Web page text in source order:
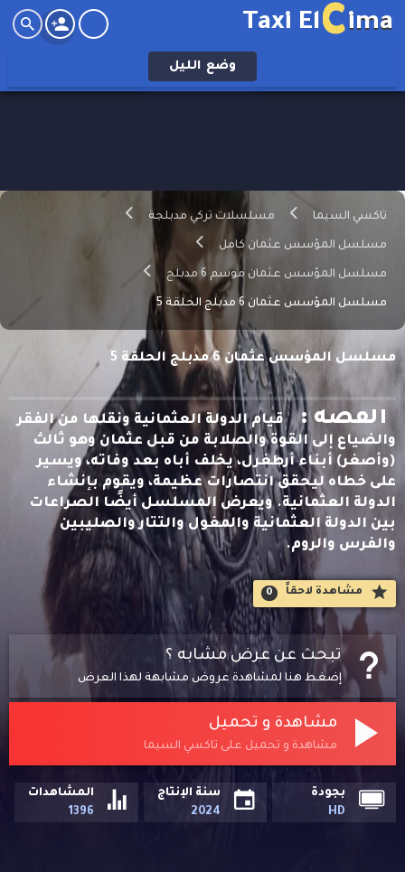
Taxi ElCima
وضع الليل
تاكسي السيما مسلسلات تركي مدبلجة
مسلسل المؤسس عثمان كامل
مسلسل المؤسس عثمان موسم 6 مدبلج
مسلسل المؤسس عثمان 6 مدبلج الحلقة 5
مسلسل المؤسس عثمان 6 مدبلج الحلقة 5
القصه :
قيام الدولة العثمانية ونقلها من الفقر
والضياع إلى القوة والصلابة من قبل عثمان وهو ثالث
(وأصغر) أبناء أرطغرل، يخلف أباه بعد وفاته، ويسير
على خطاه ليحقق انتصارات عظيمة، ويقوم بإنشاء
الدولة العثمانية. ويعرض المسلسل أيضًا الصراعات
بين الدولة العثمانية والمغول والتتار والصليبين
والفرس والروم.
مشاهدة لاحقاََ 0
تبحث عن عرض مشابه ؟
إضغط هنا لمشاهدة عروض مشابهة لهذا العرض
مشاهدة و تحميل
مشاهدة و تحميل على تاكسي السيما
بجودة
HD
سنة الإنتاج
2024
المشاهدات
1396